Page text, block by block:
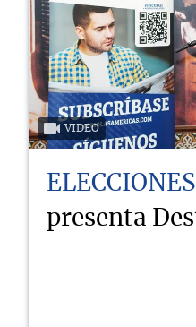
VIDEO
ELECCIONES
presenta